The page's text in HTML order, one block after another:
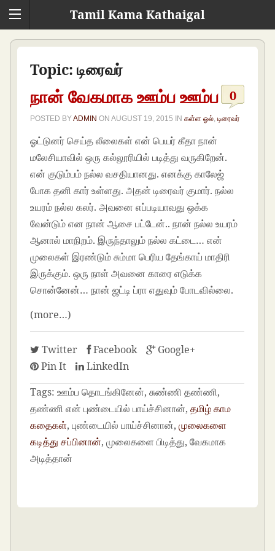
Tamil Kama Kathaigal
Topic: டிரைவர்
நான் வேகமாக ஊம்ப ஊம்ப 0
POSTED BYADMIN ONAUGUST 19, 2015 INகள்ள ஓல் ,டிரைவர்
ஓட்டுனர் செய்த லீலைகள் என் பெயர் கீதா நான்
மலேசியாவில் ஒரு கல்லூரியில் படித்து வருகிறேன்.
என் குடும்பம் நல்ல வசதியானது. எனக்கு காலேஜ்
போக தனி கார் உள்ளது. அதன் டிரைவர் குமார். நல்ல
உயரம் நல்ல கலர். அவனை எப்படியாவது ஒக்க
வேன்டும் என நான் ஆசை பட்டேன்.. நான் நல்ல உயரம்
ஆனால் மாநிறம். இருந்தாலும் நல்ல கட்டை… என்
முலைகள் இரண்டும் சும்மா பெரிய தேங்காய் மாதிரி
இருக்கும். ஒரு நாள் அவனை காரை எடுக்க
சொன்னேன்… நான் ஜட்டி ப்ரா எதுவும் போடவில்லை.
(more…)
Twitter Facebook
Google+
Pin It
LinkedIn
Tags: ஊம்ப தொடங்கினேன், சுண்ணி தண்ணி,
தண்ணி என் புண்டையில் பாய்ச்சினான்,தமிழ் காம
கதைகள், புண்டையில் பாய்ச்சினான்,முலைகளை
கடித்து சப்பினான், முலைகளை பிடித்து, வேகமாக
அடித்தான்